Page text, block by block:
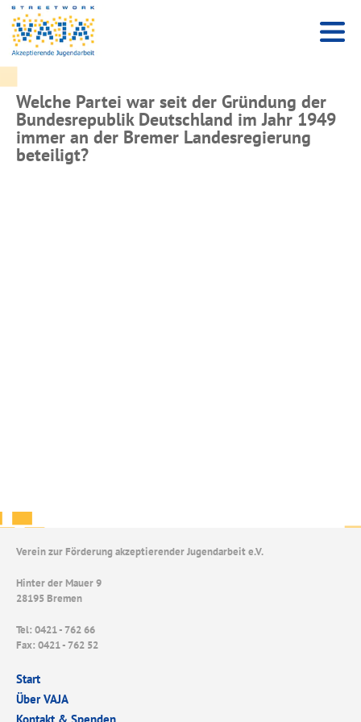
Welche Partei war seit der Gründung der
Bundesrepublik Deutschland im Jahr 1949
immer an der Bremer Landesregierung
beteiligt?
Verein zur Förderung akzeptierender Jugendarbeit e.V.
Hinter der Mauer 9
28195 Bremen
Tel: 0421 - 762 66
Fax: 0421 - 762 52
Start
Über VAJA